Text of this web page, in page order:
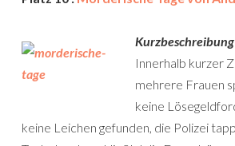
Kurzbeschreibung
Innerhalb kurzer
mehrere Frauen
keine
keine Leichen gefunden, die Polizei